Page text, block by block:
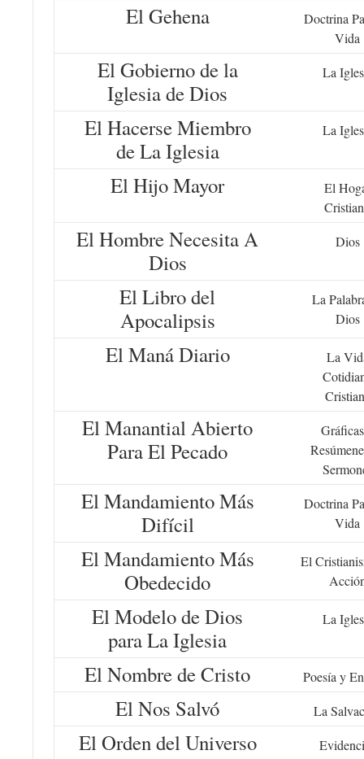
El Gehena
Doctrina
Vida
El Gobierno de la
Iglesia de Dios
La
El Hacerse Miembro
de La Iglesia
La
El Hijo Mayor
El
El Hombre Necesita A
Dios
Dios
El Libro del
Apocalipsis
La
Dios
El Maná Diario
La
El Manantial Abierto
Para El Pecado
El Mandamiento Más
Difícil
Doctrina
Vida
El Mandamiento Más
Obedecido
El
El Modelo de Dios
para La Iglesia
La
El Nombre de Cristo Poesía y
El Nos Salvó La
El Orden del Universo